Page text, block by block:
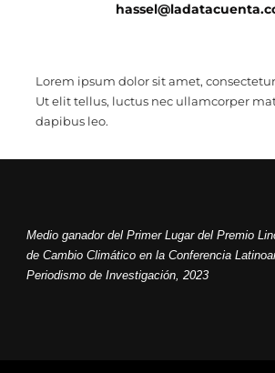
Lorem ipsum dolor sit amet,
Ut elit tellus, luctus nec ullamcorper
dapibus leo.
Medio ganador del Primer Lugar del Premio
de Cambio Climático en la Conferencia
Periodismo de Investigación, 2023